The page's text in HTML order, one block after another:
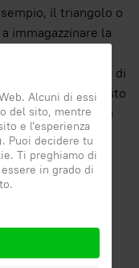
il triangolo o
immagazzinare la
dare più spazio
la minor quantità di
struttura di questo
molto solidae si
sé stessa né
dimensioni
le api le
Alcuni di essi
del sito, mentre
e l'esperienza
Puoi decidere tu
Ti preghiamo di
in grado di